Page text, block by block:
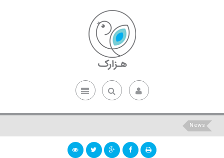
News